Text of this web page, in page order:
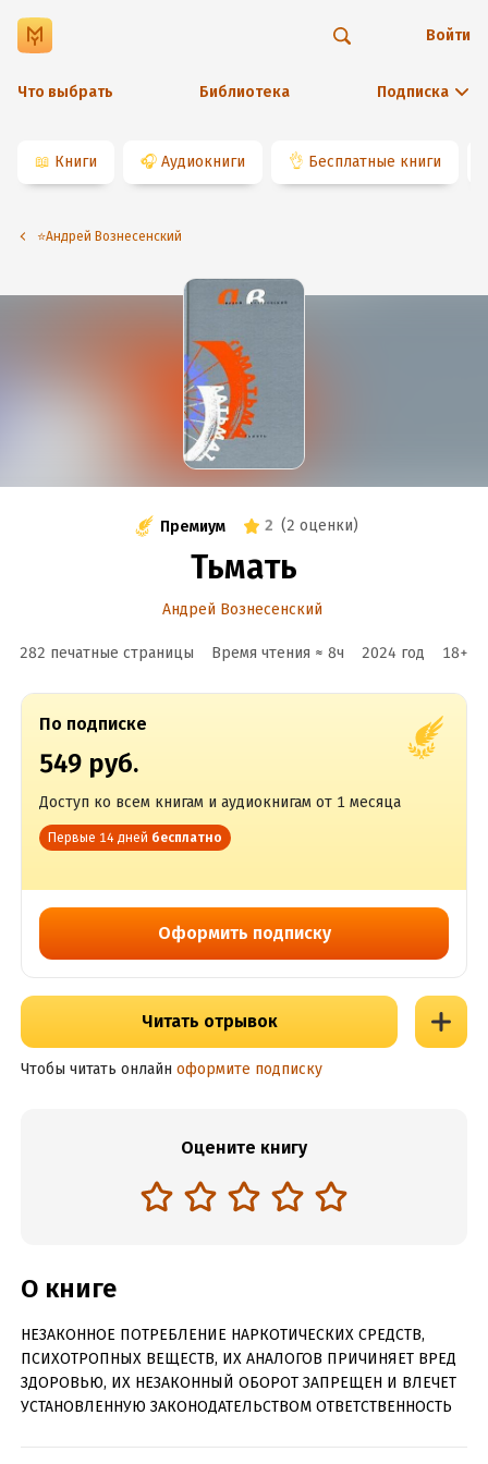
Что выбрать Библиотека Подписка
Войти
📖 Книги 🎧 Аудиокниги 👌 Бесплатные книги
⭐️Андрей Вознесенский
Премиум 2 (2 оценки)
Тьмать
Андрей Вознесенский
282 печатные страницы Время чтения ≈ 8ч 2024 год 18+
По подписке
549 руб.
Доступ ко всем книгам и аудиокнигам от 1 месяца
Первые 14 дней бесплатно
Оформить подписку
Читать отрывок
Чтобы читать онлайн оформите подписку
Оцените книгу
О книге
НЕЗАКОННОЕ ПОТРЕБЛЕНИЕ НАРКОТИЧЕСКИХ СРЕДСТВ,
ПСИХОТРОПНЫХ ВЕЩЕСТВ, ИХ АНАЛОГОВ ПРИЧИНЯЕТ ВРЕД
ЗДОРОВЬЮ, ИХ НЕЗАКОННЫЙ ОБОРОТ ЗАПРЕЩЕН И ВЛЕЧЕТ
УСТАНОВЛЕННУЮ ЗАКОНОДАТЕЛЬСТВОМ ОТВЕТСТВЕННОСТЬ